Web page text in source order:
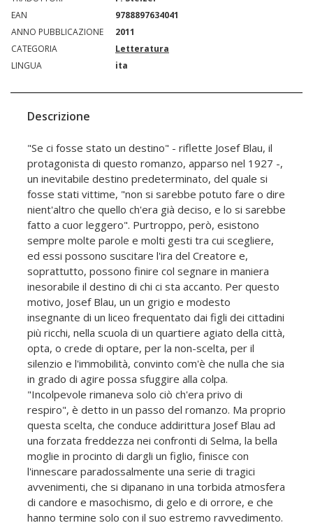
EAN
9788897634041
ANNO PUBBLICAZIONE
2011
CATEGORIA
Letteratura
LINGUA
ita
Descrizione
"Se ci fosse stato un destino" - riflette Josef Blau, il
protagonista di questo romanzo, apparso nel 1927 -,
un inevitabile destino predeterminato, del quale si
fosse stati vittime, "non si sarebbe potuto fare o dire
nient'altro che quello ch'era già deciso, e lo si sarebbe
fatto a cuor leggero". Purtroppo, però, esistono
sempre molte parole e molti gesti tra cui scegliere,
ed essi possono suscitare l'ira del Creatore e,
soprattutto, possono finire col segnare in maniera
inesorabile il destino di chi ci sta accanto. Per questo
motivo, Josef Blau, un un grigio e modesto
insegnante di un liceo frequentato dai figli dei cittadini
più ricchi, nella scuola di un quartiere agiato della città,
opta, o crede di optare, per la non-scelta, per il
silenzio e l'immobilità, convinto com'è che nulla che sia
in grado di agire possa sfuggire alla colpa.
"Incolpevole rimaneva solo ciò ch'era privo di
respiro", è detto in un passo del romanzo. Ma proprio
questa scelta, che conduce addirittura Josef Blau ad
una forzata freddezza nei confronti di Selma, la bella
moglie in procinto di dargli un figlio, finisce con
l'innescare paradossalmente una serie di tragici
avvenimenti, che si dipanano in una torbida atmosfera
di candore e masochismo, di gelo e di orrore, e che
hanno termine solo con il suo estremo ravvedimento.